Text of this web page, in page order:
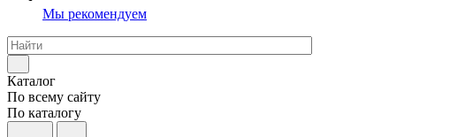
Мы рекомендуем
Каталог
По всему сайту
По каталогу